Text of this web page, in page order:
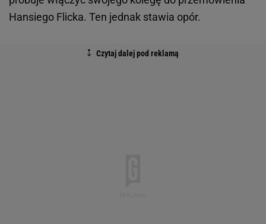
Hansiego Flicka. Ten jednak stawia opór.